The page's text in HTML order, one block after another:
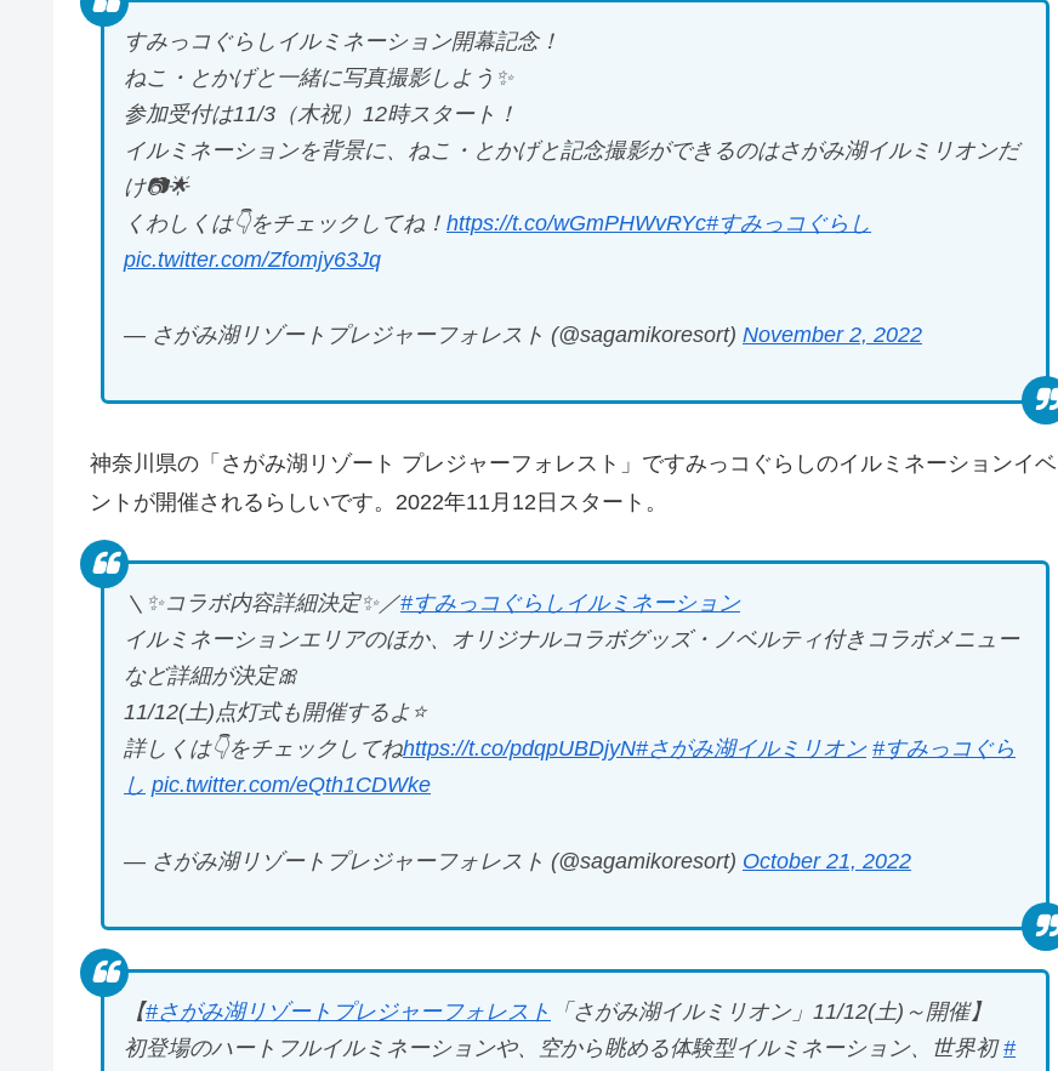
すみっコぐらしイルミネーション開幕記念！
ねこ・とかげと一緒に写真撮影しよう✨
参加受付は11/3（木祝）12時スタート！
イルミネーションを背景に、ねこ・とかげと記念撮影ができるのはさがみ湖イルミリオンだ
け📷🌟
くわしくは👇をチェックしてね！ https://t.co/wGmPHWvRYc#すみっコぐらし
pic.twitter.com/Zfomjy63Jq
— さがみ湖リゾートプレジャーフォレスト (@sagamikoresort) November 2, 2022
神奈川県の「さがみ湖リゾート プレジャーフォレスト」ですみっコぐらしのイルミネーションイベ
ントが開催されるらしいです。2022年11月12日スタート。
＼✨コラボ内容詳細決定✨／#すみっコぐらしイルミネーション
イルミネーションエリアのほか、オリジナルコラボグッズ・ノベルティ付きコラボメニュー
など詳細が決定🎀
11/12(土)点灯式も開催するよ⭐️
詳しくは👇をチェックしてねhttps://t.co/pdqpUBDjyN#さがみ湖イルミリオン #すみっコぐら
し pic.twitter.com/eQth1CDWke
— さがみ湖リゾートプレジャーフォレスト (@sagamikoresort) October 21, 2022
【#さがみ湖リゾートプレジャーフォレスト
「さがみ湖イルミリオン」11/12(土)～開催】
初登場のハートフルイルミネーションや、空から眺める体験型イルミネーション、世界初#